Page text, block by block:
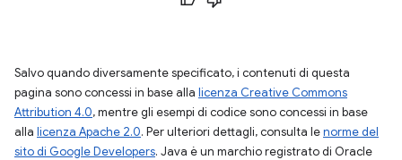
Salvo quando diversamente specificato, i contenuti di questa
pagina sono concessi in base alla licenza Creative Commons
Attribution 4.0, mentre gli esempi di codice sono concessi in base
alla licenza Apache 2.0. Per ulteriori dettagli, consulta lenorme del
sito di Google Developers. Java è un marchio registrato di Oracle